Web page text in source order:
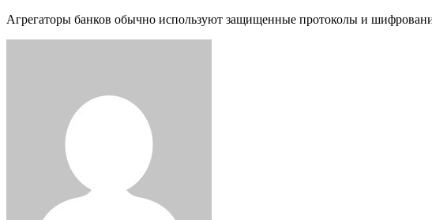
Агрегаторы банков обычно используют защищенные протоколы и